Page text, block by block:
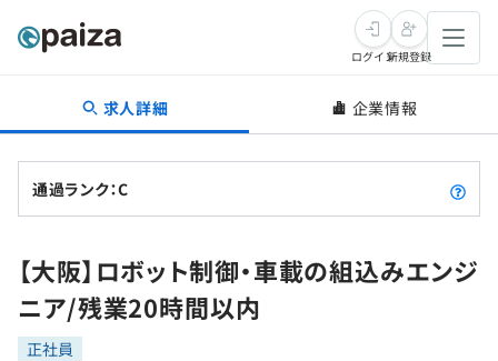
転職・キャリア
転職成功ガイド
転職エージェント
インタビュー
転職成功ガイド
新卒就活
求人検索
本選考
学習
講座一覧
スキルチェック
ログイン新規登録
求人詳細 企業情報
通過ランク：C
【大阪】ロボット制御・車載の組込みエンジ
ニア/残業20時間以内
正社員